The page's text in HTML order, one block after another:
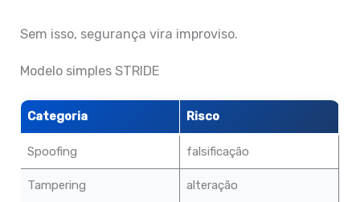
Sem isso, segurança vira improviso.
Modelo simples STRIDE
Categoria Risco
Spoofing falsificação
Tampering alteração